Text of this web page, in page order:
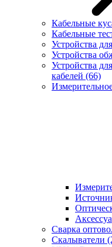
Кабельные
Кабельные
Устройства
Устройства
Устройства
кабелей (66)
Сварка
Скалыватели